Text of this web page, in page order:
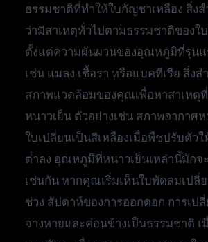
ธรรมชาติที่ทําให้ใบกัญชาเหลือง สิ่ง
ว่ามีสาเหตุทั่วไปตามธรรมชาติของใ
ตั้งแต่ความผันผวนของอุณหภูมิที่รุนแ
เช่น แมลง เชื้อรา หรือแบคทีเรีย สิ่ง
สภาพแวดล้อมของคุณเพื่อหาสาเหตุ
หนาวเย็น ตัวอย่างเช่น สภาพอากาศ
ใบเปลี่ยนเป็นสีเหลืองเมื่อพืชปรับตัว
ต่ําลง อุณหภูมิที่หนาวเย็นเหล่านี้มักจ
เช่นกัน หากคุณเริ่มเห็นใบพัดลมเปลี่
ช่วง สัปดาห์ของการออกดอก การเป
จางหายและค่อนข้างเป็นธรรมชาติ